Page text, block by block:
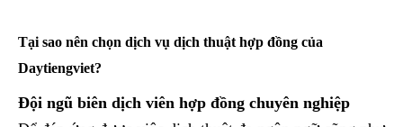
Tại sao nên chọn dịch vụ dịch thuật hợp đồng của
Daytiengviet?
Đội ngũ biên dịch viên hợp đồng chuyên nghiệp